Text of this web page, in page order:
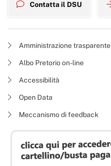
Contatta il DSU
Amministrazione trasparente
Albo Pretorio on-line
Accessibilità
Open Data
Meccanismo di feedback